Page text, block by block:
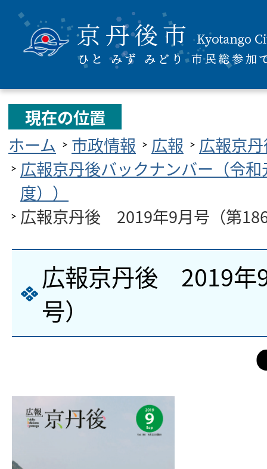
現在の位置
ホーム
市政情報 広報
広報京
広報京丹後バックナンバー（令
度））
広報京丹後 2019年9月号（第
広報京丹後 2019年
号）